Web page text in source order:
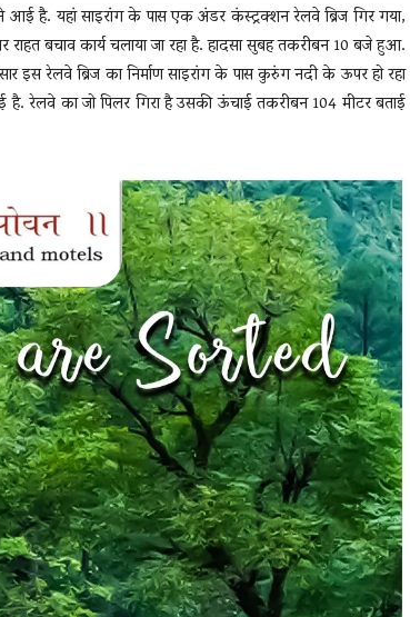
आई है. यहां साइरांग के पास एक अंडर कंस्ट्रक्शन रेलवे ब्रिज गिर गया,
राहत बचाव कार्य चलाया जा रहा है. हादसा सुबह तकरीबन 10 बजे हुआ.
रेलवे ब्रिज का निर्माण साइरांग के पास कुरुंग नदी के ऊपर हो रहा
है. रेलवे का जो पिलर गिरा है उसकी ऊंचाई तकरीबन 104 मीटर बताई